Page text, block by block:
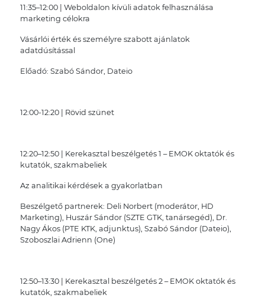
11:35–12:00 | Weboldalon kívüli adatok felhasználása
marketing célokra
Vásárlói érték és személyre szabott ajánlatok
adatdúsítással
Előadó: Szabó Sándor, Dateio
12:00-12:20 | Rövid szünet
12:20–12:50 | Kerekasztal beszélgetés 1 – EMOK oktatók és
kutatók, szakmabeliek
Az analitikai kérdések a gyakorlatban
Beszélgető partnerek: Deli Norbert (moderátor, HD
Marketing), Huszár Sándor (SZTE GTK, tanársegéd), Dr.
Nagy Ákos (PTE KTK, adjunktus), Szabó Sándor (Dateio),
Szoboszlai Adrienn (One)
12:50–13:30 | Kerekasztal beszélgetés 2 – EMOK oktatók és
kutatók, szakmabeliek